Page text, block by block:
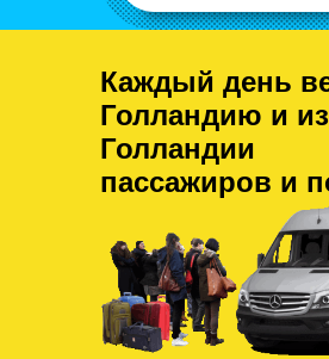
Каждый день
Голландию и из
Голландии
пассажиров и